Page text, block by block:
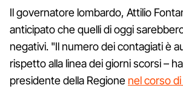
Il governatore lombardo, Attilio
anticipato che quelli di oggi
negativi. "Il numero dei contagiati è
rispetto alla linea dei giorni scorsi –
presidente della Regione nel corso